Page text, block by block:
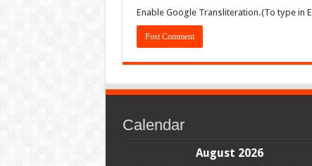
Enable Google Transliteration.(To type in
Calendar
August 2026